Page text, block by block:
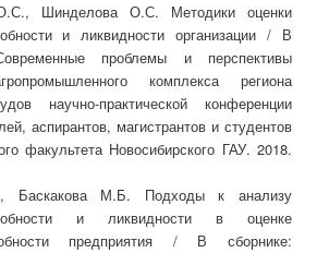
Шинделова О.С. Методики оценки
и ликвидности организации / В
проблемы и перспективы
комплекса региона
научно-практической конференции
аспирантов, магистрантов и студентов
факультета Новосибирского ГАУ. 2018.
Баскакова М.Б. Подходы к анализу
и ликвидности в оценке
предприятия / В сборнике: